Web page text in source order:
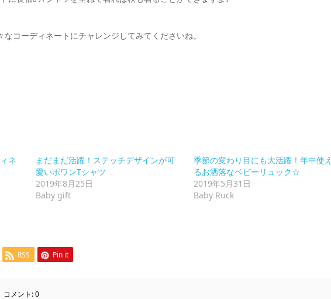
なコーディネートにチャレンジしてみてくださいね。
ネ
まだまだ活躍！ステッチデザインが可
愛いポワンTシャツ
2019年8月25日
Baby gift
季節の変わり目にも大活躍！年中使え
るお洒落なベビーリュック☆
2019年5月31日
Baby Ruck
RSS Pin it
コメント:0